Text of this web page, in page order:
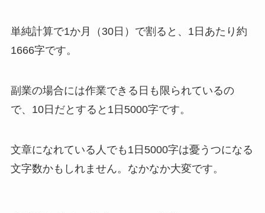
単純計算で1か月（30日）で割ると、1日あたり約
1666字です。
副業の場合には作業できる日も限られているの
で、10日だとすると1日5000字です。
文章になれている人でも1日5000字は憂うつになる
文字数かもしれません。なかなか大変です。